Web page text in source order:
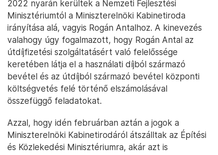
veszélyeztethet. Az egész történetben felsejlik
Pintér Sándor belügyminiszter és Rogán Antal, a
Miniszterelnöki Kabinetiroda befolyási övezeteinek
változása, ami a polgári titkosszolgálatok
felügyelete mellett közlekedés-informatikai
projekteket is érintett.
A Rogán-éra
tulajdonosi jogai legutóbb nem egészen három éve,
2022 nyarán kerültek a Nemzeti Fejlesztési
Minisztériumtól a Miniszterelnöki Kabinetiroda